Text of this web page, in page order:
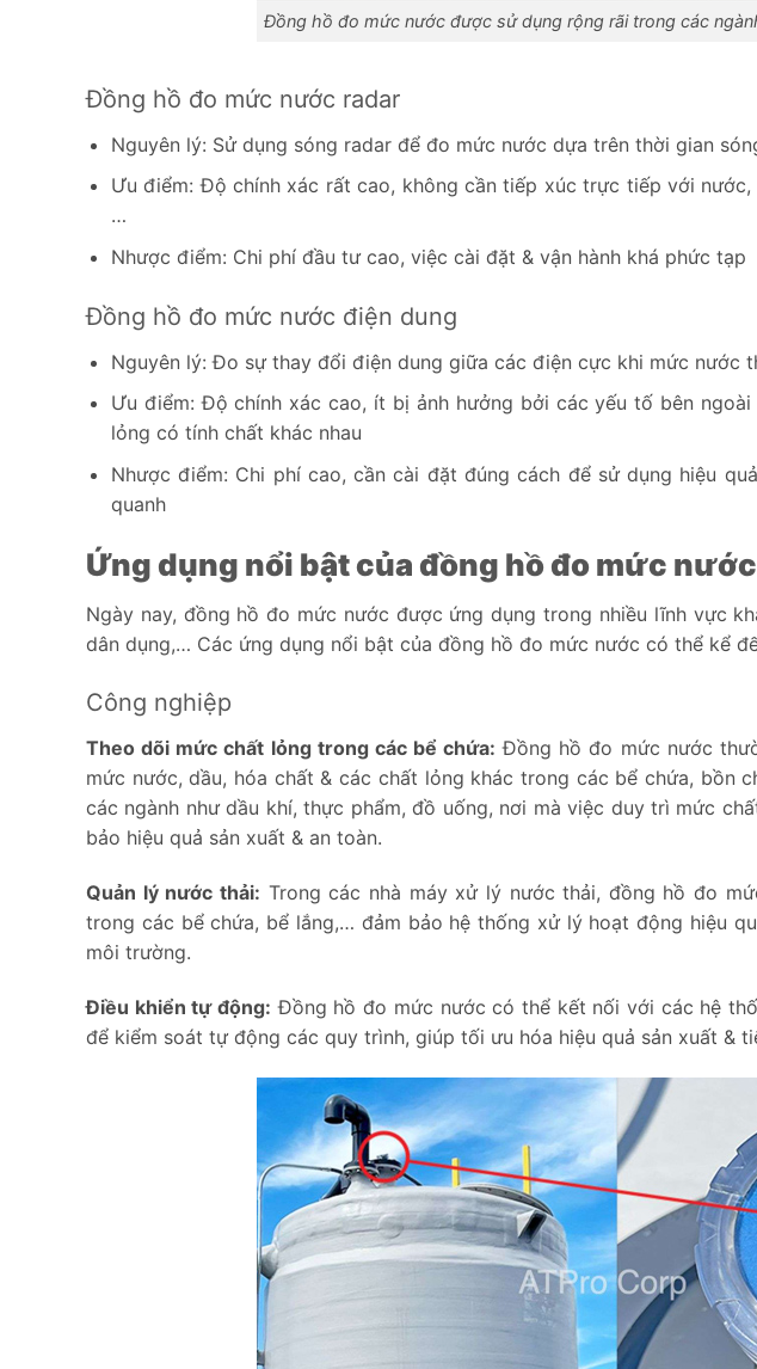
Đồng hồ đo mức nước được sử dụng rộng rãi trong các
Đồng hồ đo mức nước radar
Nguyên lý: Sử dụng sóng radar để đo mức nước dựa trên thời gian
Ưu điểm: Độ chính xác rất cao, không cần tiếp xúc trực tiếp với
…
Nhược điểm: Chi phí đầu tư cao, việc cài đặt & vận hành khá phức tạp
Đồng hồ đo mức nước điện dung
Nguyên lý: Đo sự thay đổi điện dung giữa các điện cực khi mức nước
Ưu điểm: Độ chính xác cao, ít bị ảnh hưởng bởi các yếu tố bên
lỏng có tính chất khác nhau
Nhược điểm: Chi phí cao, cần cài đặt đúng cách để sử dụng hiệu
quanh
Ứng dụng nổi bật của đồng hồ đo mức nước
Ngày nay, đồng hồ đo mức nước được ứng dụng trong nhiều lĩnh vực
dân dụng,… Các ứng dụng nổi bật của đồng hồ đo mức nước có thể kể
Công nghiệp
Theo dõi mức chất lỏng trong các bể chứa: Đồng hồ đo mức nước
mức nước, dầu, hóa chất & các chất lỏng khác trong các bể chứa, bồn
các ngành như dầu khí, thực phẩm, đồ uống, nơi mà việc duy trì mức
bảo hiệu quả sản xuất & an toàn.
Quản lý nước thải: Trong các nhà máy xử lý nước thải, đồng hồ đo
trong các bể chứa, bể lắng,… đảm bảo hệ thống xử lý hoạt động hiệu
môi trường.
Điều khiển tự động: Đồng hồ đo mức nước có thể kết nối với các hệ
để kiểm soát tự động các quy trình, giúp tối ưu hóa hiệu quả sản xuất &